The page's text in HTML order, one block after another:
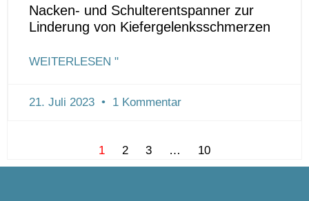
Nacken- und Schulterentspanner zur
Linderung von Kiefergelenksschmerzen
WEITERLESEN "
21. Juli 2023 1 Kommentar
1 2 3 … 10